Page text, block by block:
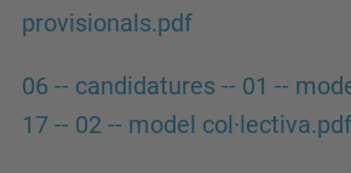
provisionals.pdf
06 -- candidatures -- 01 --
17 -- 02 -- model col·lectiva.pdf